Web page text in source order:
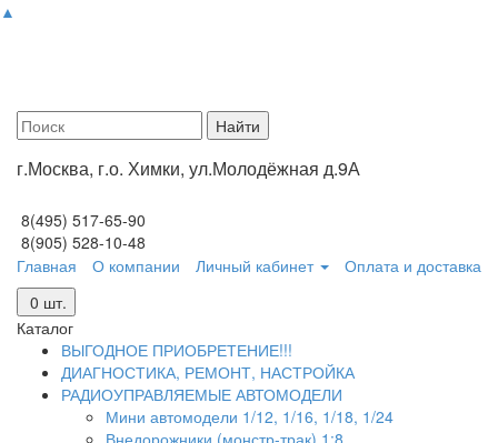
▲
г.Москва, г.о. Химки, ул.Молодёжная д.9А
8(495) 517-65-90
8(905) 528-10-48
Главная
О компании Личный кабинет Оплата и доставка
0 шт.
Каталог
ВЫГОДНОЕ ПРИОБРЕТЕНИЕ!!!
ДИАГНОСТИКА, РЕМОНТ, НАСТРОЙКА
РАДИОУПРАВЛЯЕМЫЕ АВТОМОДЕЛИ
Мини автомодели 1/12, 1/16, 1/18, 1/24
Внедорожники (монстр-трак) 1:8